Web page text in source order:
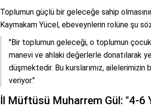
Toplumun güçlü bir geleceğe sahip
Kaymakam Yücel, ebeveynlerin rolüne şu
"Bir toplumun geleceği, o toplumun
manevi ve ahlaki değerlerle donatılarak
düşmektedir. Bu kurslarımız,
veriyor."
İl Müftüsü Muharrem Gül: "4-6